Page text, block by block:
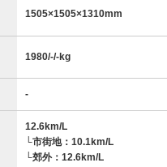
1505×1505×1310mm
1980/-/-kg
-
12.6km/L
└市街地：10.1km/L
└郊外：12.6km/L